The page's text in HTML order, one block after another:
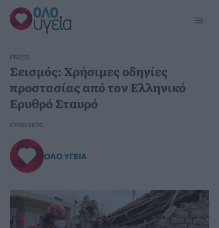
Μετάβαση
στο
περιεχόμενο
PRESS
Σεισμός: Χρήσιμες οδηγίες
προστασίας από τον Ελληνικό
Ερυθρό Σταυρό
07/06/2026
ΌΛΟ ΥΓΕΊΑ